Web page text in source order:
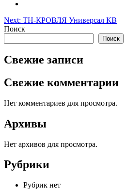
Навигация
по
записям
Next: ТН-КРОВЛЯ Универсал КВ
Поиск
Поиск
Свежие записи
Свежие комментарии
Нет комментариев для просмотра.
Архивы
Нет архивов для просмотра.
Рубрики
Рубрик нет